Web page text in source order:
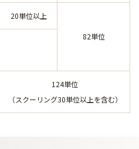
20単位以上
82単位
124単位
（スクーリング30単位以上を含む）